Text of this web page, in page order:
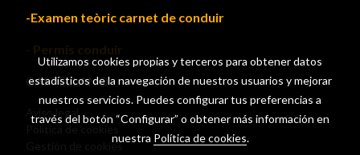
-Examen teòric carnet de conduir
- Permís conduir
CASTELLANO
Aviso legal
Gestión de cookies
Utilizamos cookies propias y terceros para obtener datos
estadísticos de la navegación de nuestros usuarios y mejorar
nuestros servicios. Puedes configurar tus preferencias a
través del botón “Configurar” o obtener más información en
nuestra Política de cookies.